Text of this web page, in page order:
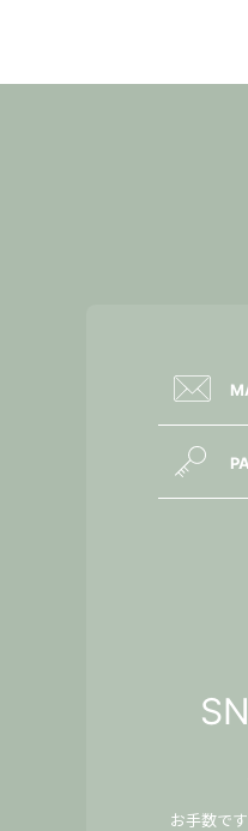
お手数で